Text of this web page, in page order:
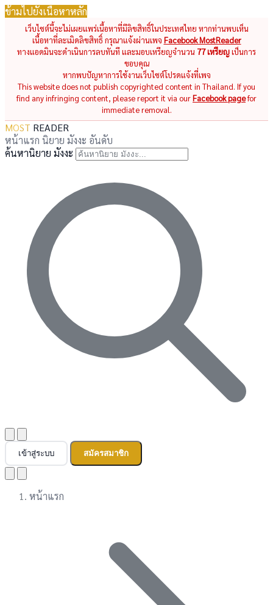
ข้ามไปยังเนื้อหาหลัก
เว็บไซต์นี้จะไม่เผยแพร่เนื้อหาที่มีลิขสิทธิ์ในประเทศไทย หากท่านพบเห็น
เนื้อหาที่ละเมิดลิขสิทธิ์ กรุณาแจ้งผ่านเพจ Facebook MostReader
ทางแอดมินจะดำเนินการลบทันที และมอบเหรียญจำนวน 77 เหรียญเป็นการ
ขอบคุณ
หากพบปัญหาการใช้งานเว็บไซต์โปรดแจ้งที่เพจ
This website does not publish copyrighted content in Thailand. If you
find any infringing content, please report it via ourFacebook pagefor
immediate removal.
MOST READER
หน้าแรก นิยาย มังงะ อันดับ
ค้นหานิยาย มังงะ
เข้าสู่ระบบ สมัครสมาชิก
หน้าแรก